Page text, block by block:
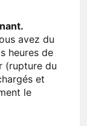
avez du
heures de
(rupture du
et
le